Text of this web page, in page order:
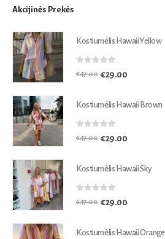
Akcijinės Prekės
Kostiumėlis Hawaii Yellow
€47.00 €29.00
Kostiumėlis Hawaii Brown
€47.00 €29.00
Kostiumėlis Hawaii Sky
€47.00 €29.00
Kostiumėlis Hawaii Orange